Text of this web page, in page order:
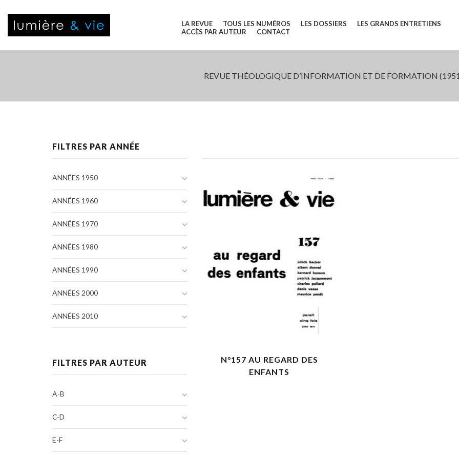
LA REVUE TOUS LES NUMÉROS LES DOSSIERS
LES GRANDS ENTRETIENS
ACCÈS PAR AUTEUR
CONTACT
REVUE THÉOLOGIQUE D’INFORMATION ET DE FORMATION
FILTRES PAR ANNÉE
ANNÉES 1950
ANNÉES 1960
ANNÉES 1970
ANNÉES 1980
ANNÉES 1990
ANNÉES 2000
ANNÉES 2010
FILTRES PAR AUTEUR
A-B
C-D
E-F
N°157 AU REGARD DES
ENFANTS